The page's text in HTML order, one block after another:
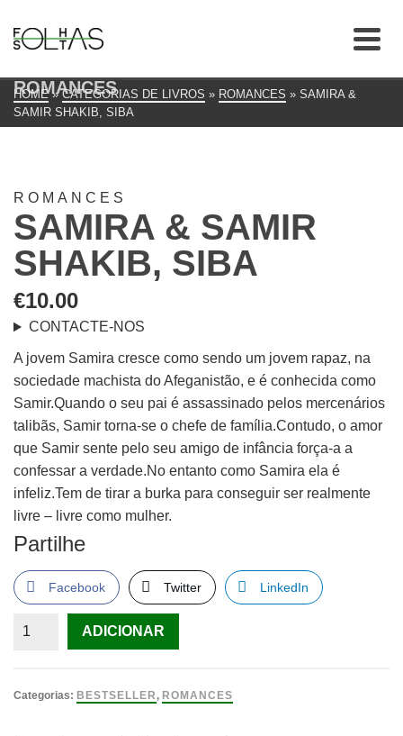
ROMANCES
HOME » CATEGORIAS DE LIVROS » ROMANCES » SAMIRA &
SAMIR SHAKIB, SIBA
ROMANCES
SAMIRA & SAMIR
SHAKIB, SIBA
€10.00
CONTACTE-NOS
A jovem Samira cresce como sendo um jovem rapaz, na
sociedade machista do Afeganistão, e é conhecida como
Samir.Quando o seu pai é assassinado pelos mercenários
talibãs, Samir torna-se o chefe de família.Contudo, o amor
que Samir sente pelo seu amigo de infância força-a a
confessar a verdade.No entanto como Samira ela é
infeliz.Tem de tirar a burka para conseguir ser realmente
livre – livre como mulher.
Partilhe
Facebook Twitter LinkedIn
Quantidade
&
ADICIONAR
Categorias: BESTSELLER , ROMANCES